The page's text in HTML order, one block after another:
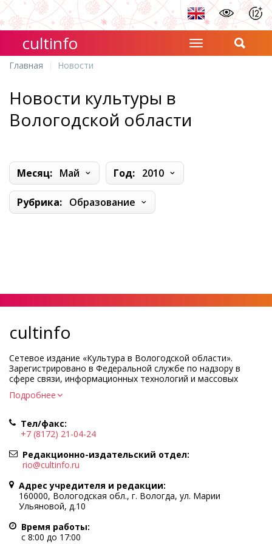
cultinfo
Главная Новости
Новости культуры в
Вологодской области
Месяц: Май Год: 2010
Рубрика: Образование
cultinfo
Сетевое издание «Культура в Вологодской области».
Зарегистрировано в Федеральной службе по надзору в
сфере связи, информационных технологий и массовых
коммуникаций.
Регистрационный номер и дата принятия решения о
Учредитель КУ ВО «Информационно-аналитический центр
культуры»
Адрес учредителя и редакции: 160000, Вологодская обл., г.
Вологда, ул. Марии Ульяновой, д.10
Главный редактор — Легчанова Елена Григорьевна
Политика в отношении обработки персональных данных
При полном или частичном использовании информации
портала гиперссылка на cultinfo.ru обязательна.
Редакция не несет ответственности за достоверность
Подробнее
Тел/факс:
+7 (8172) 21-04-24
Редакционно-издательский отдел:
rio@cultinfo.ru
Адрес учредителя и редакции:
160000, Вологодская обл., г. Вологда, ул. Марии
Ульяновой, д.10
Время работы:
с 8:00 до 17:00